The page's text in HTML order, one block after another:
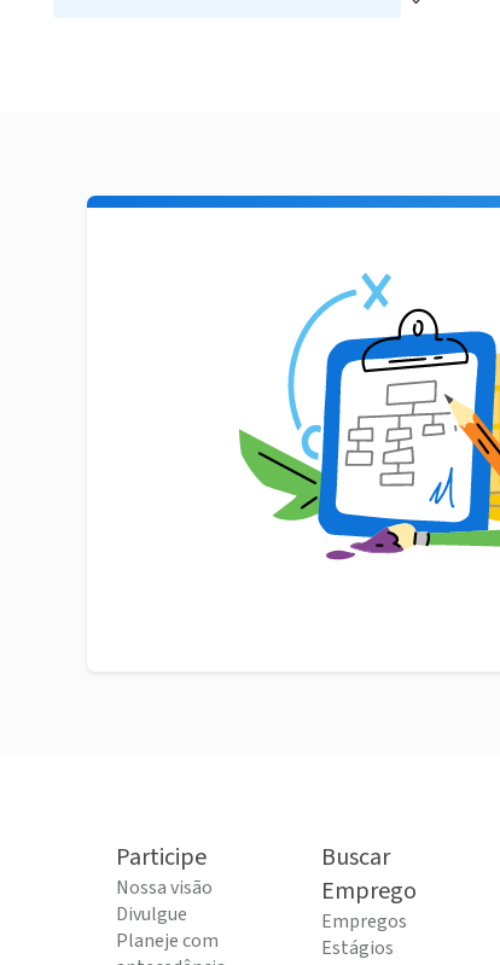
Participe
Nossa visão
Divulgue
Planeje com
Buscar
Emprego
Empregos
Estágios